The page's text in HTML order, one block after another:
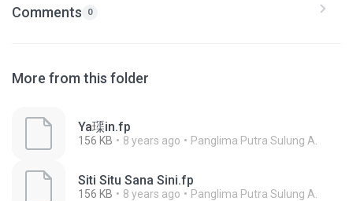
Comments 0
More from this folder
Ya璖in.fp
156 KB 8 years ago Panglima Putra Sulung A.
Siti Situ Sana Sini.fp
156 KB 8 years ago Panglima Putra Sulung A.